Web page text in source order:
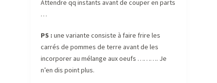
Attendre qq instants avant de couper en parts
…
PS : une variante consiste à faire frire les
carrés de pommes de terre avant de les
incorporer au mélange aux oeufs ………. Je
n’en dis point plus.